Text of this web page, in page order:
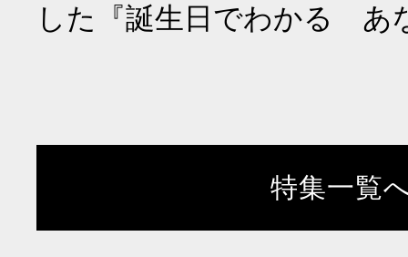
した『誕生日でわかる あ
特集一覧